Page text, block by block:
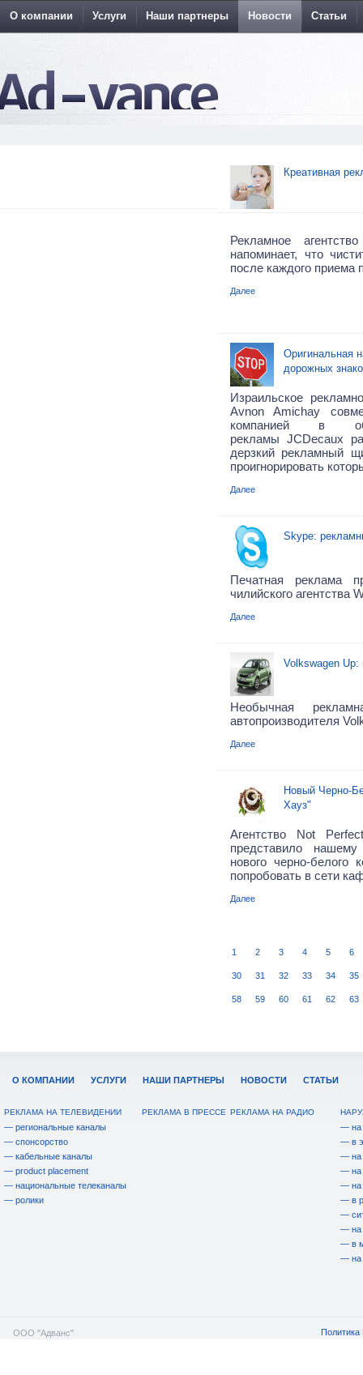
О компании Услуги Наши партнеры Новости Статьи
Креативная
Рекламное
напоминает, что
после каждого приема
Далее
Оригинальная
дорожных
Израильское
Avnon Amichay
компанией в
рекламы JCDecaux
дерзкий рекламный
проигнорировать
Далее
Skype:
Печатная реклама
чилийского агентства
Далее
Volkswagen
Необычная
автопроизводителя
Далее
Новый Черно-
Хауз"
Агентство Not
представило
нового черно-белого
попробовать в сети
Далее
1 2 3 4 5 6
30 31 32 33 34 35
58 59 60 61 62 63
О КОМПАНИИ УСЛУГИ НАШИ ПАРТНЕРЫ НОВОСТИ СТАТЬИ
РЕКЛАМА НА ТЕЛЕВИДЕНИИ
— региональные каналы
— спонсорство
— кабельные каналы
— product placement
— национальные телеканалы
— ролики
РЕКЛАМА В ПРЕССЕ РЕКЛАМА НА РАДИО
— на
— в
— на
— на
— на
— в
—
— на
— в
— на
ООО "Адванс" Политика